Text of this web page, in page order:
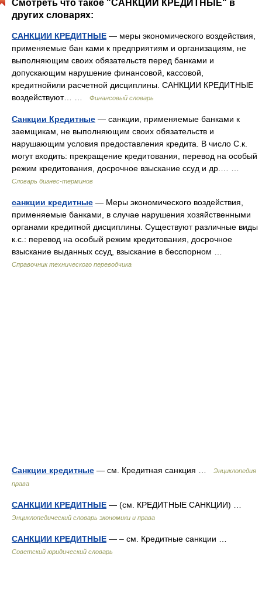
Смотреть что такое "САНКЦИИ КРЕДИТНЫЕ" в
других словарях:
САНКЦИИ КРЕДИТНЫЕ — меры экономического воздействия,
применяемые бан ками к предприятиям и организациям, не
выполняющим своих обязательств перед банками и
допускающим нарушение финансовой, кассовой,
кредитнойили расчетной дисциплины. САНКЦИИ КРЕДИТНЫЕ
воздействуют… …
Финансовый словарь
Санкции Кредитные — санкции, применяемые банками к
заемщикам, не выполняющим своих обязательств и
нарушающим условия предоставления кредита. В число С.к.
могут входить: прекращение кредитования, перевод на особый
режим кредитования, досрочное взыскание ссуд и др.… …
Словарь бизнес-терминов
санкции кредитные — Меры экономического воздействия,
применяемые банками, в случае нарушения хозяйственными
органами кредитной дисциплины. Существуют различные виды
к.с.: перевод на особый режим кредитования, досрочное
взыскание выданных ссуд, взыскание в бесспорном …
Справочник технического переводчика
Санкции кредитные — см. Кредитная санкция …
Энциклопедия
права
САНКЦИИ КРЕДИТНЫЕ — (см. КРЕДИТНЫЕ САНКЦИИ) …
Энциклопедический словарь экономики и права
САНКЦИИ КРЕДИТНЫЕ — – см. Кредитные санкции …
Советский юридический словарь